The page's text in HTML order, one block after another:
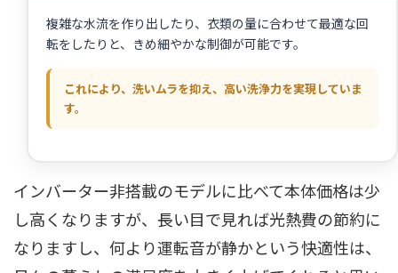
複雑な水流を作り出したり、衣類の量に合わせて最適な回
転をしたりと、きめ細やかな制御が可能です。
これにより、洗いムラを抑え、高い洗浄力を実現していま
す。
インバーター非搭載のモデルに比べて本体価格は少
し高くなりますが、長い目で見れば光熱費の節約に
なりますし、何より運転音が静かという快適性は、